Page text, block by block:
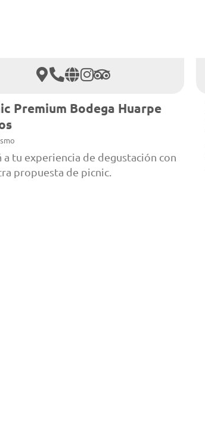
Premium Bodega Huarpe
a tu experiencia de degustación con
propuesta de picnic.